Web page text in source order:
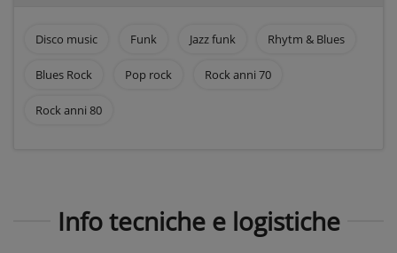
Disco music Funk Jazz funk Rhytm & Blues
Blues Rock Pop rock Rock anni 70
Rock anni 80
Info tecniche e logistiche